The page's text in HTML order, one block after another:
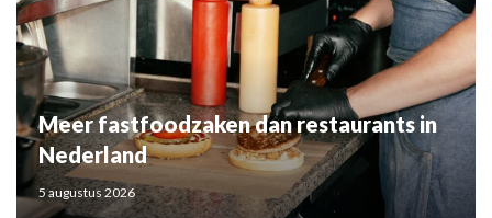
Meer fastfoodzaken dan restaurants in
Nederland
5 augustus 2026